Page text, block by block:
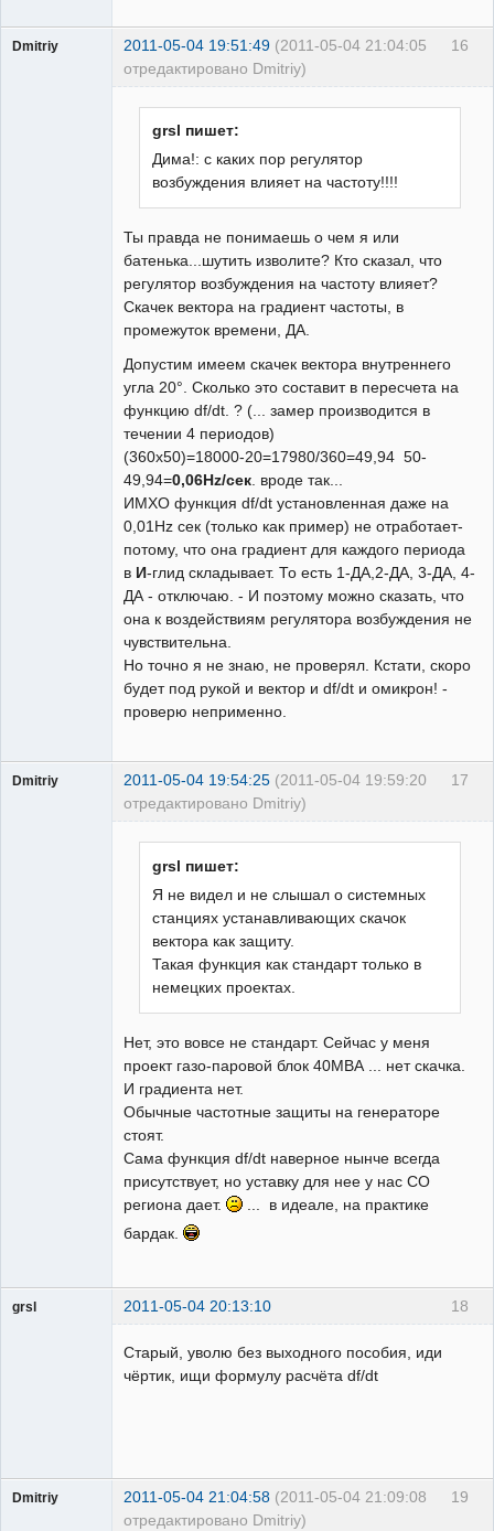
16
Dmitriy 2011-05-04 19:51:49 (2011-05-04 21:04:05
отредактировано Dmitriy)
grsl пишет:
Дима!: с каких пор регулятор
возбуждения влияет на частоту!!!!
Ты правда не понимаешь о чем я или
батенька...шутить изволите? Кто сказал, что
регулятор возбуждения на частоту влияет?
Скачек вектора на градиент частоты, в
промежуток времени, ДА.
Допустим имеем скачек вектора внутреннего
угла 20°. Сколько это составит в пересчета на
функцию df/dt. ? (... замер производится в
течении 4 периодов)
(360x50)=18000-20=17980/360=49,94 50-
49,94=0,06Hz/cек. вроде так...
ИМХО функция df/dt установленная даже на
0,01Hz сек (только как пример) не отработает-
потому, что она градиент для каждого периода
в И-глид складывает. То есть 1-ДА,2-ДА, 3-ДА, 4-
ДА - отключаю. - И поэтому можно сказать, что
она к воздействиям регулятора возбуждения не
чувствительна.
Но точно я не знаю, не проверял. Кстати, скоро
будет под рукой и вектор и df/dt и омикрон! -
проверю неприменно.
17
Dmitriy 2011-05-04 19:54:25 (2011-05-04 19:59:20
отредактировано Dmitriy)
grsl пишет:
Я не видел и не слышал о системных
станциях устанавливающих скачок
вектора как защиту.
Такая функция как стандарт только в
немецких проектах.
Нет, это вовсе не стандарт. Сейчас у меня
проект газо-паровой блок 40МВА ... нет скачка.
И градиента нет.
Обычные частотные защиты на генераторе
стоят.
Сама функция df/dt наверное нынче всегда
присутствует, но уставку для нее у нас СО
региона дает.
... в идеале, на практике
бардак.
18
grsl 2011-05-04 20:13:10
Старый, уволю без выходного пособия, иди
чёртик, ищи формулу расчёта df/dt
19
Dmitriy 2011-05-04 21:04:58 (2011-05-04 21:09:08
отредактировано Dmitriy)